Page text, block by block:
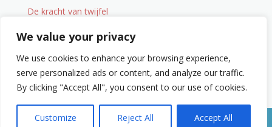
We value your privacy
We use cookies to enhance your browsing experience,
serve personalized ads or content, and analyze our traffic.
By clicking "Accept All", you consent to our use of cookies.
Customize Reject All Accept All
De kracht van twijfel
Onderweg
Wat je niet zocht maar wel vindt